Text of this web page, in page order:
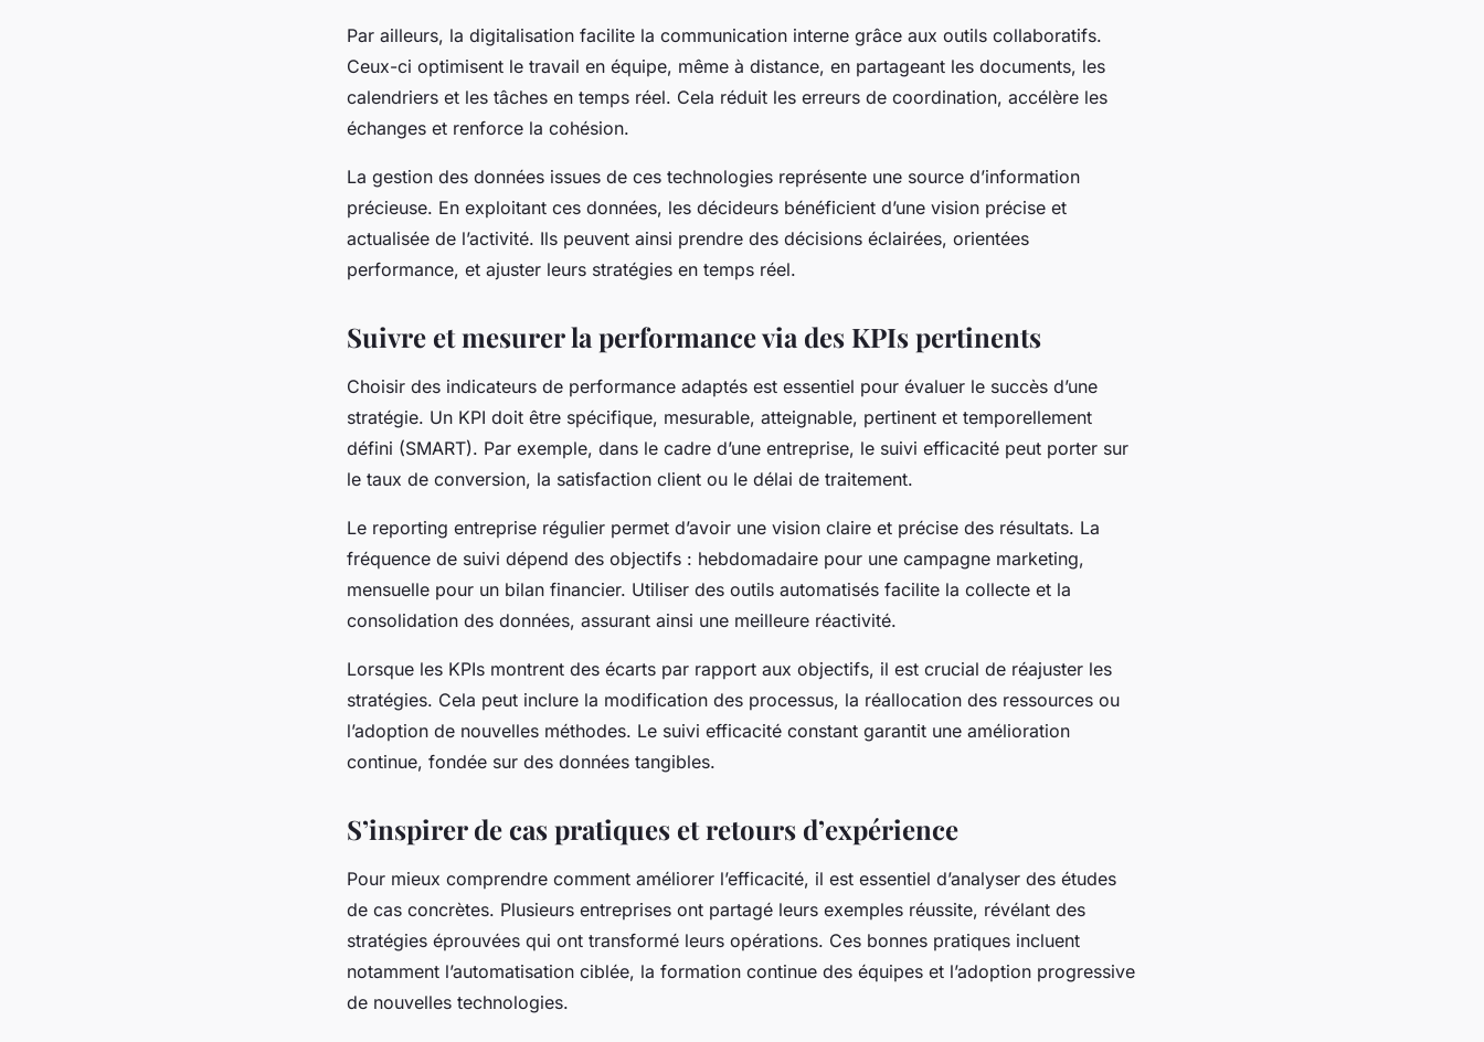
Par ailleurs, la digitalisation facilite la communication interne grâce aux outils collaboratifs.
Ceux-ci optimisent le travail en équipe, même à distance, en partageant les documents, les
calendriers et les tâches en temps réel. Cela réduit les erreurs de coordination, accélère les
échanges et renforce la cohésion.
La gestion des données issues de ces technologies représente une source d’information
précieuse. En exploitant ces données, les décideurs bénéficient d’une vision précise et
actualisée de l’activité. Ils peuvent ainsi prendre des décisions éclairées, orientées
performance, et ajuster leurs stratégies en temps réel.
Suivre et mesurer la performance via des KPIs pertinents
Choisir des indicateurs de performance adaptés est essentiel pour évaluer le succès d’une
stratégie. Un KPI doit être spécifique, mesurable, atteignable, pertinent et temporellement
défini (SMART). Par exemple, dans le cadre d’une entreprise, le suivi efficacité peut porter sur
le taux de conversion, la satisfaction client ou le délai de traitement.
Le reporting entreprise régulier permet d’avoir une vision claire et précise des résultats. La
fréquence de suivi dépend des objectifs : hebdomadaire pour une campagne marketing,
mensuelle pour un bilan financier. Utiliser des outils automatisés facilite la collecte et la
consolidation des données, assurant ainsi une meilleure réactivité.
Lorsque les KPIs montrent des écarts par rapport aux objectifs, il est crucial de réajuster les
stratégies. Cela peut inclure la modification des processus, la réallocation des ressources ou
l’adoption de nouvelles méthodes. Le suivi efficacité constant garantit une amélioration
continue, fondée sur des données tangibles.
S’inspirer de cas pratiques et retours d’expérience
Pour mieux comprendre comment améliorer l’efficacité, il est essentiel d’analyser des études
de cas concrètes. Plusieurs entreprises ont partagé leurs exemples réussite, révélant des
stratégies éprouvées qui ont transformé leurs opérations. Ces bonnes pratiques incluent
notamment l’automatisation ciblée, la formation continue des équipes et l’adoption progressive
de nouvelles technologies.